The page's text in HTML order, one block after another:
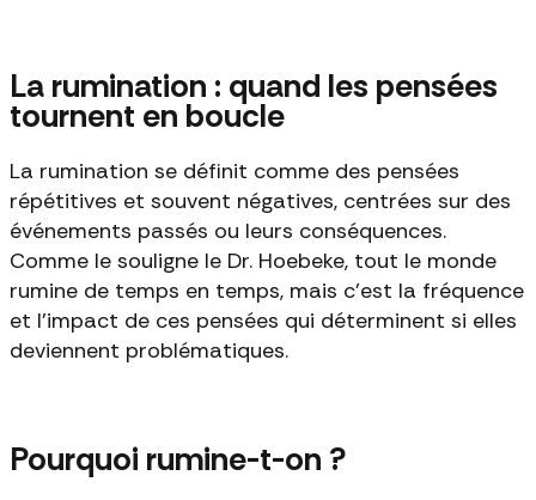
La rumination : quand les pensées
tournent en boucle
La rumination se définit comme des pensées
répétitives et souvent négatives, centrées sur des
événements passés ou leurs conséquences.
Comme le souligne le Dr. Hoebeke, tout le monde
rumine de temps en temps, mais c'est la fréquence
et l'impact de ces pensées qui déterminent si elles
deviennent problématiques.
Pourquoi rumine-t-on ?